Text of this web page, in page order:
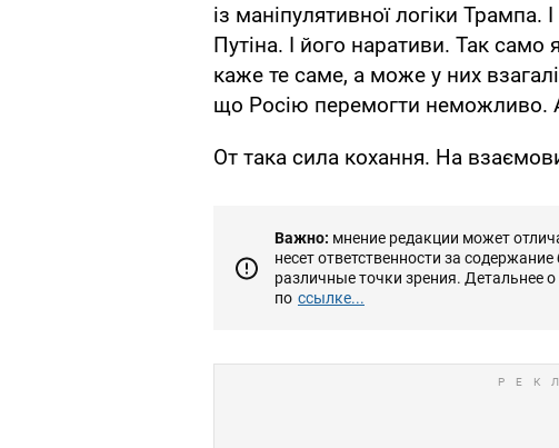
із маніпулятивної логіки
Путіна. І його наративи. Так
каже те саме, а може у них
що Росію перемогти неможливо.
От така сила кохання. На
Важно: мнение редакции может
несет ответственности за
различные точки зрения. Детальнее
по ссылке...